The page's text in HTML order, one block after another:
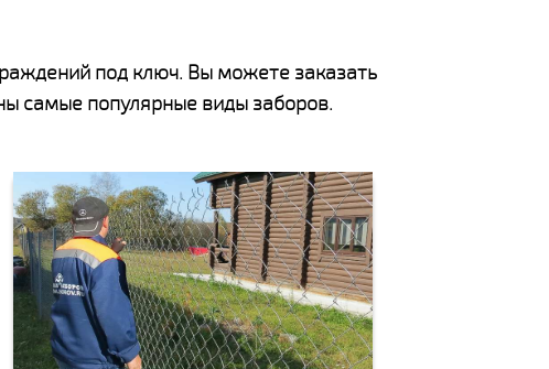
под ключ. Вы можете заказать
самые популярные виды заборов.